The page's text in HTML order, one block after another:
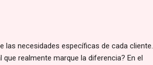
las necesidades específicas de cada cliente.
realmente marque la diferencia? En el